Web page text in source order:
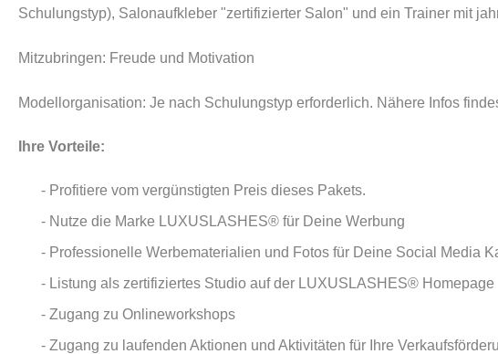
Schulungstyp), Salonaufkleber "zertifizierter Salon" und ein Trainer mit
Mitzubringen: Freude und Motivation
Modellorganisation: Je nach Schulungstyp erforderlich. Nähere Infos
Ihre Vorteile:
- Profitiere vom vergünstigten Preis dieses Pakets.
- Nutze die Marke LUXUSLASHES® für Deine Werbung
- Professionelle Werbematerialien und Fotos für Deine Social Media
- Listung als zertifiziertes Studio auf der LUXUSLASHES® Homepage
- Zugang zu Onlineworkshops
- Zugang zu laufenden Aktionen und Aktivitäten für Ihre